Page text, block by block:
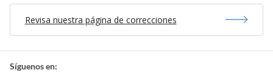
Revisa nuestra página de correcciones
Síguenos en: